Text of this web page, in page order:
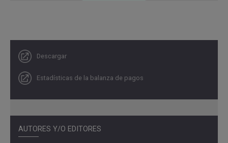
Descargar
Estadísticas de la balanza de pagos
AUTORES Y/O EDITORES